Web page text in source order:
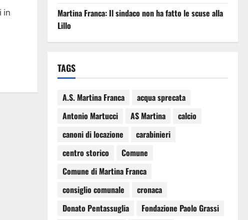
in
Martina Franca: Il sindaco non ha fatto le scuse alla
Lillo
TAGS
A.S. Martina Franca
acqua sprecata
Antonio Martucci
AS Martina
calcio
canoni di locazione
carabinieri
centro storico
Comune
Comune di Martina Franca
consiglio comunale
cronaca
Donato Pentassuglia
Fondazione Paolo Grassi